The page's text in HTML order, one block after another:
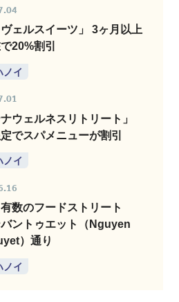
ヴェルスイーツ」 3ヶ月以上
20%割引
ノイ
ナウェルネスリトリート」
でスパメニューが割引
ノイ
数のフードストリート
ントゥエット（Nguyen
）通り
ノイ